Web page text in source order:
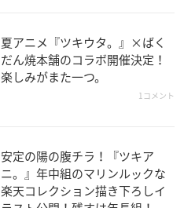
夏アニメ『ツキウタ。』×ばく
だん焼本舗のコラボ開催決定！
楽しみがまた一つ。
1コメント
安定の陽の腹チラ！『ツキア
ニ。』年中組のマリンルックな
楽天コレクション描き下ろしイ